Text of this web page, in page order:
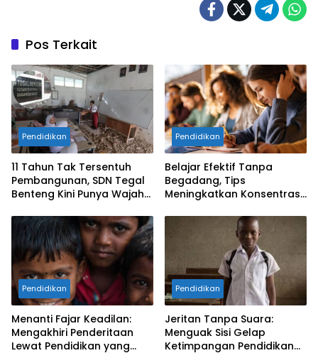
Pos Terkait
Pendidikan
​11 Tahun Tak Tersentuh
Pembangunan, SDN Tegal
Benteng Kini Punya Wajah
Kepemimpinan Rudy-Jaro
Pendidikan
Belajar Efektif Tanpa
Begadang, Tips
Meningkatkan Konsentrasi
Mahasiswa
Pendidikan
Menanti Fajar Keadilan:
Mengakhiri Penderitaan
Lewat Pendidikan yang
Pendidikan
Jeritan Tanpa Suara:
Menguak Sisi Gelap
Ketimpangan Pendidikan